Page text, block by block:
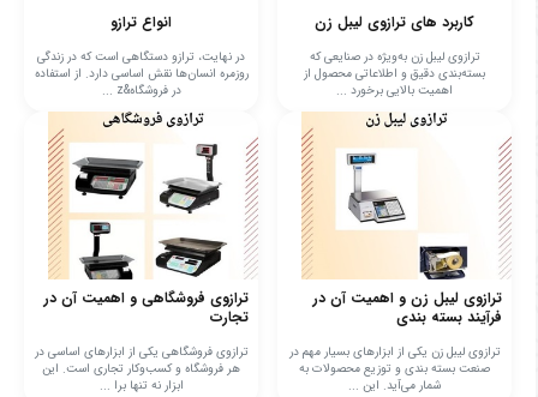
کاربرد های ترازوی لیبل زن
ترازوی لیبل زن به‌ویژه در صنایعی که
بسته‌بندی دقیق و اطلاعاتی محصول از
اهمیت بالایی برخورد ...
انواع ترازو
در نهایت، ترازو دستگاهی است که در زندگی
روزمره انسان‌ها نقش اساسی دارد. از استفاده
در فروشگاه&z ...
ترازوی لیبل زن و اهمیت آن در
فرآیند بسته بندی
ترازوی لیبل زن یکی از ابزارهای بسیار مهم در
صنعت بسته بندی و توزیع محصولات به
شمار می‌آید. این ...
ترازوی فروشگاهی و اهمیت آن در
تجارت
ترازوی فروشگاهی یکی از ابزارهای اساسی در
هر فروشگاه و کسب‌وکار تجاری است. این
ابزار نه تنها برا ...